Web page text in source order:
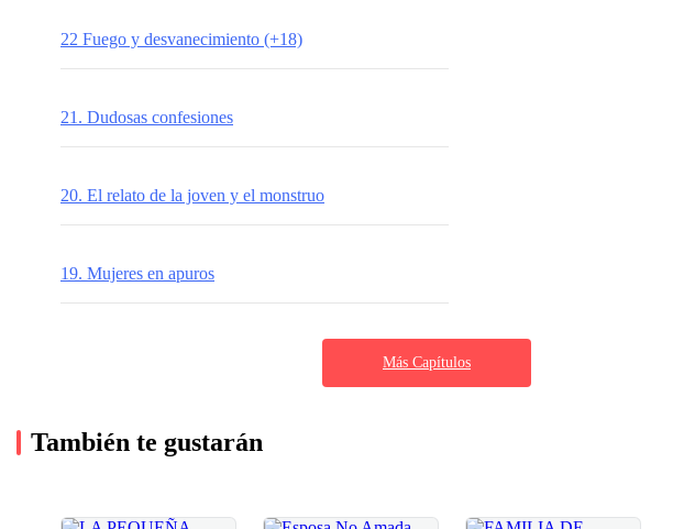
22 Fuego y desvanecimiento (+18)
21. Dudosas confesiones
20. El relato de la joven y el monstruo
19. Mujeres en apuros
Más Capítulos
También te gustarán